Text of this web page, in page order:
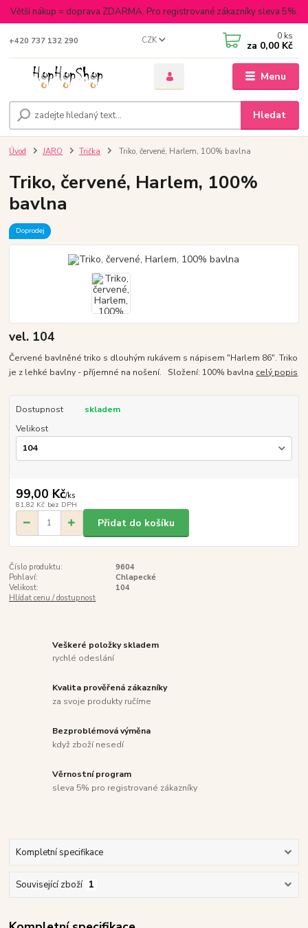
Větší nákup = doprava ZDARMA. Pro registrované zákazníky sleva 5%.
Menu
CZK
Hledat
+420 737 132 290 0 ks
za 0,00 Kč
Úvod JARO Trička Triko, červené, Harlem, 100% bavlna
Triko, červené, Harlem, 100%
bavlna
Doprodej
vel. 104
Červené bavlněné triko s dlouhým rukávem s nápisem "Harlem 86". Triko
je z lehké bavlny - příjemné na nošení. Složení: 100% bavlna celý popis
Dostupnost
skladem
Velikost
99,00 Kč/ks
81,82 Kč bez DPH
Přidat do košíku
Číslo produktu:
9604
Pohlaví:
Chlapecké
Velikost:
104
Hlídat cenu / dostupnost
Veškeré položky skladem
rychlé odeslání
Kvalita prověřená zákazníky
za svoje produkty ručíme
Bezproblémová výměna
když zboží nesedí
Věrnostní program
sleva 5% pro registrované zákazníky
Kompletní specifikace
Související zboží 1